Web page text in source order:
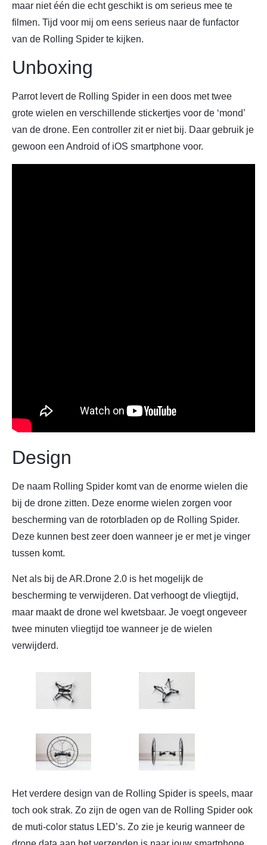
maar niet één die echt geschikt is om serieus mee te
filmen. Tijd voor mij om eens serieus naar de funfactor
van de Rolling Spider te kijken.
Unboxing
Parrot levert de Rolling Spider in een doos met twee
grote wielen en verschillende stickertjes voor de ‘mond’
van de drone. Een controller zit er niet bij. Daar gebruik je
gewoon een Android of iOS smartphone voor.
Design
De naam Rolling Spider komt van de enorme wielen die
bij de drone zitten. Deze enorme wielen zorgen voor
bescherming van de rotorbladen op de Rolling Spider.
Deze kunnen best zeer doen wanneer je er met je vinger
tussen komt.
Net als bij de AR.Drone 2.0 is het mogelijk de
bescherming te verwijderen. Dat verhoogt de vliegtijd,
maar maakt de drone wel kwetsbaar. Je voegt ongeveer
twee minuten vliegtijd toe wanneer je de wielen
verwijderd.
Het verdere design van de Rolling Spider is speels, maar
toch ook strak. Zo zijn de ogen van de Rolling Spider ook
de muti-color status LED’s. Zo zie je keurig wanneer de